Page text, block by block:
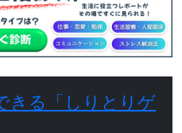
きる「しりとりゲ